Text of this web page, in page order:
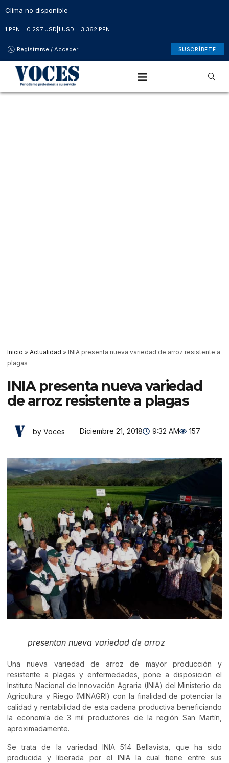
Clima no disponible
1 PEN = 0.297 USD 1 USD = 3.362 PEN
Registrarse / Acceder SUSCRÍBETE
Inicio » Actualidad » INIA presenta nueva variedad de arroz resistente a
plagas
INIA presenta nueva variedad
de arroz resistente a plagas
by Voces Diciembre 21, 2018 9:32 AM 157
presentan nueva variedad de arroz
Una nueva variedad de arroz de mayor producción y
resistente a plagas y enfermedades, pone a disposición el
Instituto Nacional de Innovación Agraria (INIA) del Ministerio de
Agricultura y Riego (MINAGRI) con la finalidad de potenciar la
calidad y rentabilidad de esta cadena productiva beneficiando
la economía de 3 mil productores de la región San Martín,
aproximadamente.
Se trata de la variedad INIA 514 Bellavista, que ha sido
producida y liberada por el INIA la cual tiene entre sus